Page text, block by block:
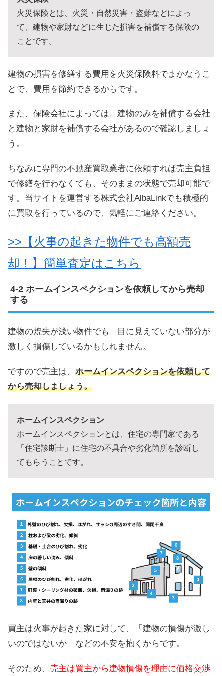
火災保険とは、火災・自然災害・盗難などによっ
て、建物や家財などに生じた損害を補償する保険の
ことです。
建物の損害を修繕する費用を火災保険料でまかなうこ
とで、費用を節約できるからです。
また、保険会社によっては、建物のみを補償する会社
と建物と家財を補償する会社があるので確認しましょ
う。
ちなみに専門の不動産買取業者に依頼すれば売主負担
で修繕を行わなくても、そのままの状態で売却可能で
す。当サイトを運営する株式会社AlbaLinkでも積極的
に買取を行っているので、気軽にご連絡ください。
>>【火事の起きた物件でも高額売
却！】簡単査定はこちら
ホームインスペクションを依頼してから売却
する
建物の焼失が浅い物件でも、目に見えていない部分が
激しく損傷しているかもしれません。
ですので売主は、 ホームインスペクションを依頼して
から売却しましょう。
ホームインスペクション
ホームインスペクションとは、住宅の専門家である
「住宅診断士」に住宅の不具合や劣化箇所を診断し
てもらうことです。
買主は火事が起きた家に対して、「建物の損傷が激し
いのではないか」などの不安を抱くからです。
そのため、 売主は買主から建物損傷を理由に価格交渉